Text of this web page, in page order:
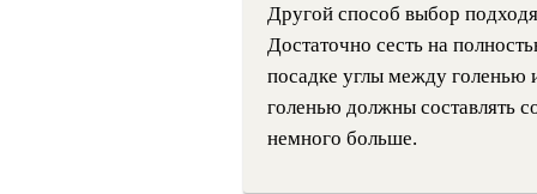
Другой способ выбор
Достаточно сесть на
посадке углы между голенью
голенью должны составлять
немного больше.